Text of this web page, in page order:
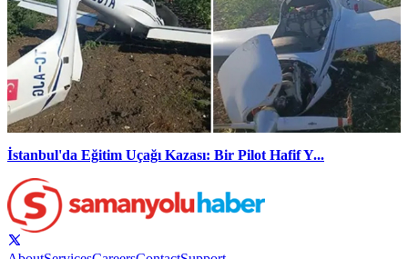
İstanbul'da Eğitim Uçağı Kazası: Bir Pilot Hafif Y...